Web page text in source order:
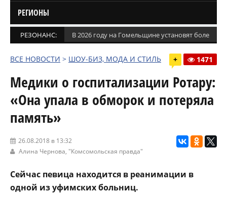
РЕГИОНЫ
РЕЗОНАНС: В 2026 году на Гомельщине установят более
ВСЕ НОВОСТИ > ШОУ-БИЗ, МОДА И СТИЛЬ + 1471
Медики о госпитализации Ротару:
«Она упала в обморок и потеряла
память»
26.08.2018 в 13:32
Алина Чернова, "Комсомольская правда"
Сейчас певица находится в реанимации в
одной из уфимских больниц.